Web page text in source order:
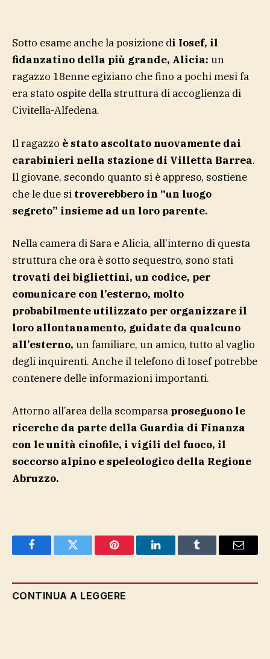
Sotto esame anche la posizione di Iosef, il
fidanzatino della più grande, Alicia: un
ragazzo 18enne egiziano che fino a pochi mesi fa
era stato ospite della struttura di accoglienza di
Civitella-Alfedena.
Il ragazzo è stato ascoltato nuovamente dai
carabinieri nella stazione di Villetta Barrea.
Il giovane, secondo quanto si è appreso, sostiene
che le due si troverebbero in “un luogo
segreto” insieme ad un loro parente.
Nella camera di Sara e Alicia, all’interno di questa
struttura che ora è sotto sequestro, sono stati
trovati dei bigliettini, un codice, per
comunicare con l’esterno, molto
probabilmente utilizzato per organizzare il
loro allontanamento, guidate da qualcuno
all’esterno, un familiare, un amico, tutto al vaglio
degli inquirenti. Anche il telefono di Iosef potrebbe
contenere delle informazioni importanti.
Attorno all’area della scomparsa proseguono le
ricerche da parte della Guardia di Finanza
con le unità cinofile, i vigili del fuoco, il
soccorso alpino e speleologico della Regione
Abruzzo.
FacebookTwitter Pinterest LinkedInTumblr Email
CONTINUA A LEGGERE